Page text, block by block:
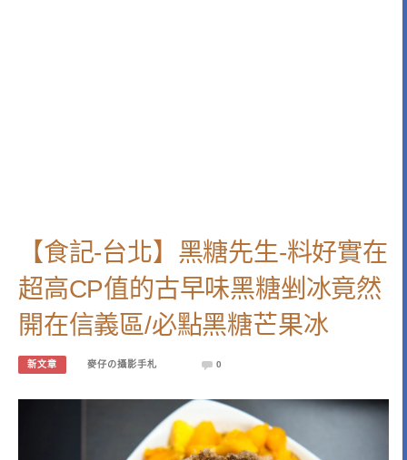
【食記-台北】黑糖先生-料好實在
超高CP值的古早味黑糖剉冰竟然
開在信義區/必點黑糖芒果冰
新文章 麥仔の攝影手札 0